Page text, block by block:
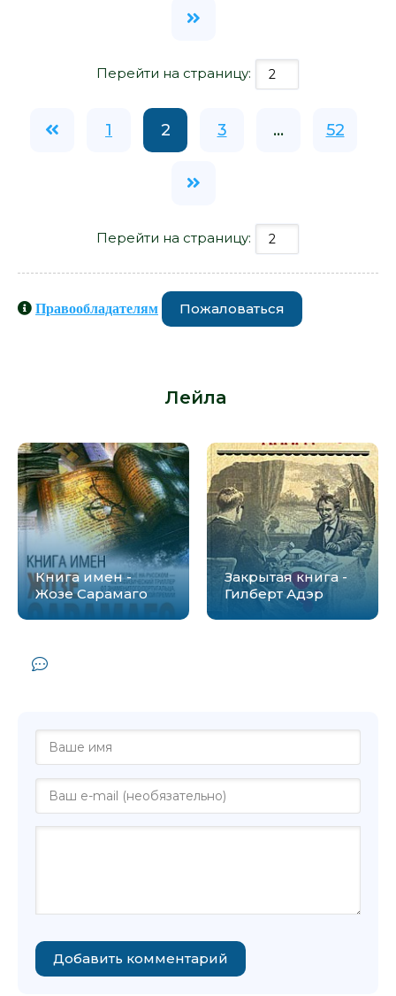
Перейти на страницу:
1 2 3 ... 52
Перейти на страницу:
Правообладателям Пожаловаться
Лейла
Книга имен -
Жозе Сарамаго
Закрытая книга -
Гилберт Адэр
Добавить комментарий